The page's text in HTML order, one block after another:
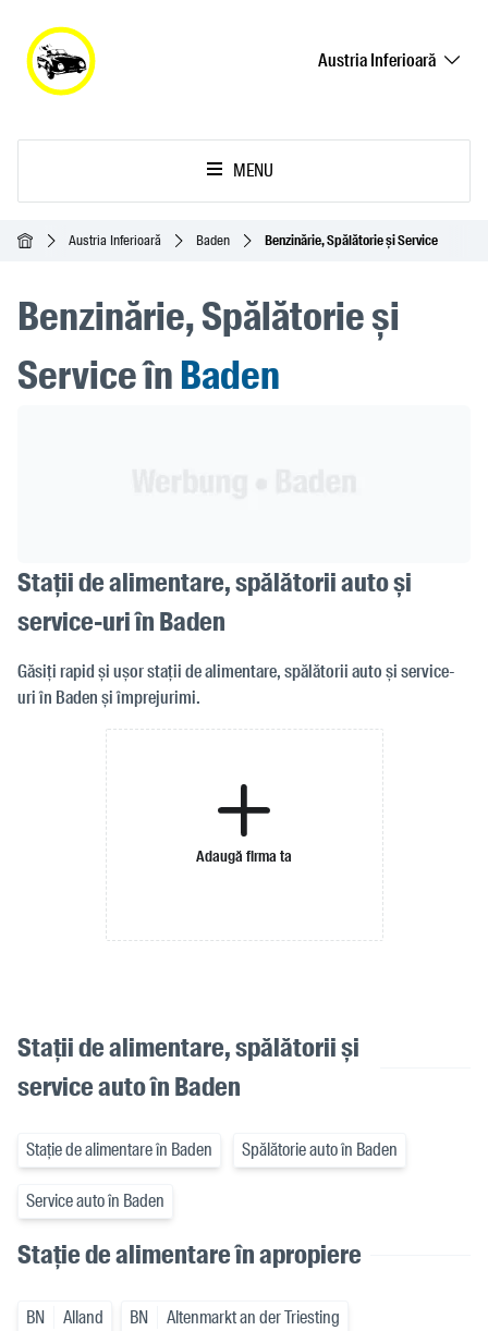
Austria Inferioară
MENU
Acasă Austria Inferioară Baden Benzinărie, Spălătorie și Service
Benzinărie, Spălătorie și
Service înBaden
Stații de alimentare, spălătorii auto și
service-uri în Baden
Găsiți rapid și ușor stații de alimentare, spălătorii auto și service-
uri în Baden și împrejurimi.
Adaugă firma ta
Stații de alimentare, spălătorii și
service auto în Baden
Stație de alimentare în Baden Spălătorie auto în Baden
Service auto în Baden
Stație de alimentare în apropiere
BN Alland BN Altenmarkt an der Triesting